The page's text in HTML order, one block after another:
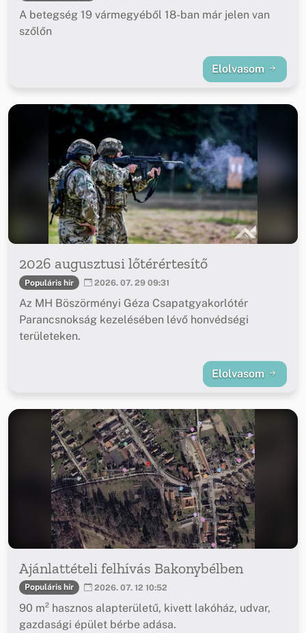
A betegség 19 vármegyéből 18-ban már jelen van
szőlőn
Elolvasom
2026 augusztusi lőtérértesítő
Populáris hír 2026. 07. 29 09:31
Az MH Böszörményi Géza Csapatgyakorlótér
Parancsnokság kezelésében lévő honvédségi
területeken.
Elolvasom
Ajánlattételi felhívás Bakonybélben
Populáris hír 2026. 07. 12 10:52
90 m² hasznos alapterületű, kivett lakóház, udvar,
gazdasági épület bérbe adása.